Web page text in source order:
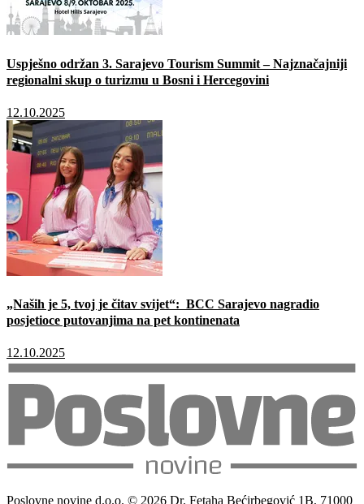
Uspješno održan 3. Sarajevo Tourism Summit – Najznačajniji
regionalni skup o turizmu u Bosni i Hercegovini
12.10.2025
„Naših je 5, tvoj je čitav svijet“: BCC Sarajevo nagradio
posjetioce putovanjima na pet kontinenata
12.10.2025
Poslovne novine d.o.o. © 2026 Dr. Fetaha Bećirbegović 1B, 71000